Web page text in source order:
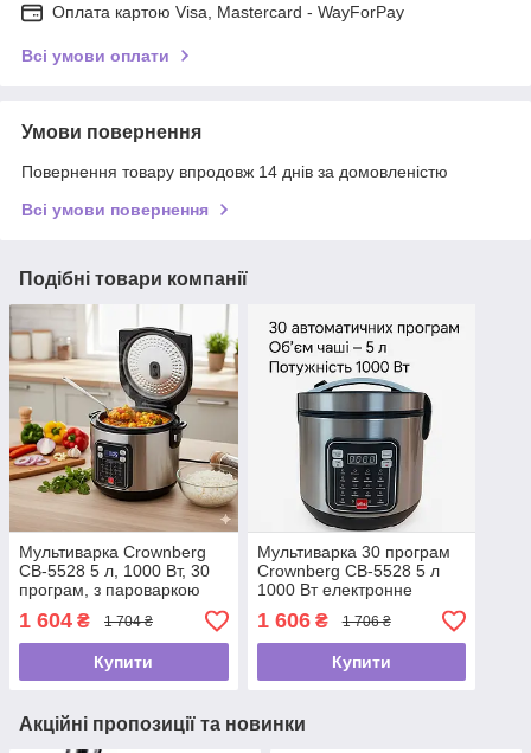
Оплата картою Visa, Mastercard - WayForPay
Всі умови оплати
Умови повернення
Повернення товару впродовж 14 днів за домовленістю
Всі умови повернення
Подібні товари компанії
Мультиварка Crownberg
CB-5528 5 л, 1000 Вт, 30
програм, з пароваркою
1 604 ₴ 1 704 ₴
Купити
Мультиварка 30 програм
Crownberg CB-5528 5 л
1000 Вт електронне
керування з дисплеєм і
функцією скороварки
1 606₴ 1 706 ₴
Купити
Акційні пропозиції та новинки